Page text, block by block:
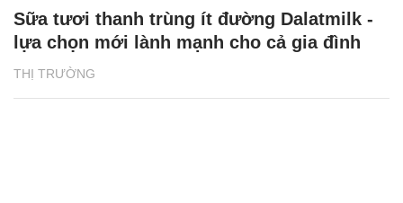
THỊ TRƯỜNG
Sữa tươi thanh trùng ít đường Dalatmilk -
lựa chọn mới lành mạnh cho cả gia đình